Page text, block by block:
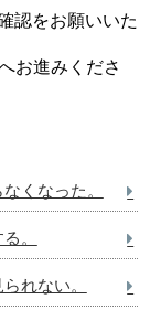
認をお願いいた
お進みくださ
くなった。
。
れない。